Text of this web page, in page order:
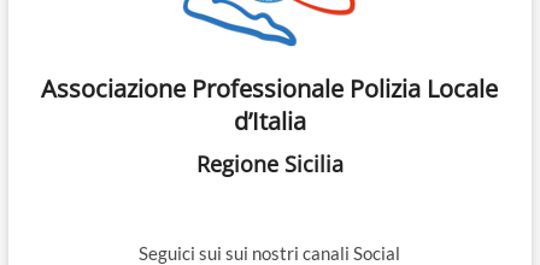
Associazione Professionale Polizia Locale
d’Italia
Regione Sicilia
Seguici sui sui nostri canali Social